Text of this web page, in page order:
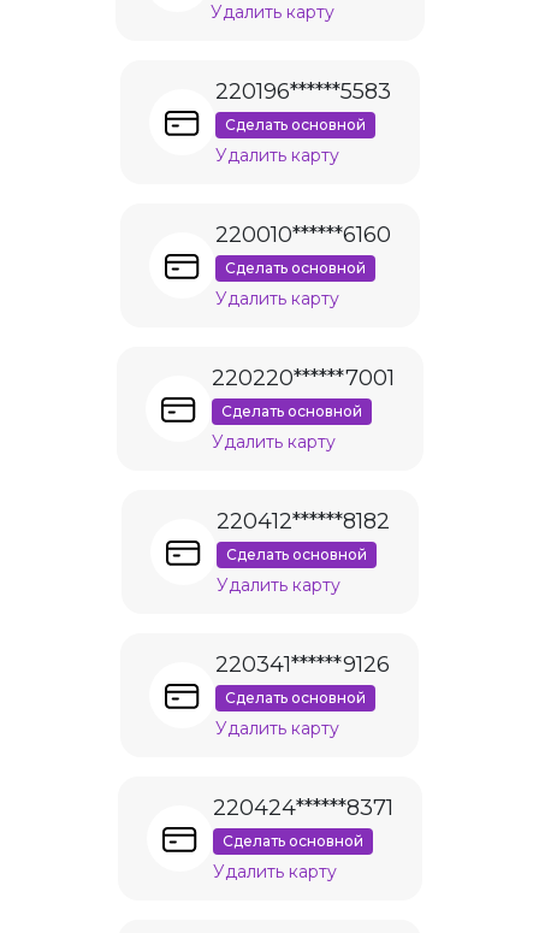
Удалить карту
220196******5583
Сделать основной
Удалить карту
220010******6160
Сделать основной
Удалить карту
220220******7001
Сделать основной
Удалить карту
220412******8182
Сделать основной
Удалить карту
220341******9126
Сделать основной
Удалить карту
220424******8371
Сделать основной
Удалить карту